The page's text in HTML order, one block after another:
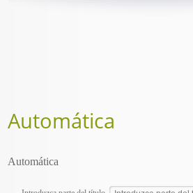
Automática
Automática